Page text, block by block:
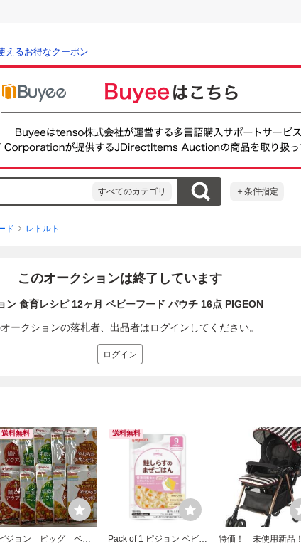
えるお得なクーポン
すべてのカテゴリ ＋条件指定
ド レトルト
このオークションは終了しています
ン 食育レシピ 12ヶ月 ベビーフード パウチ 16点 PIGEON
ークションの落札者、出品者はログインしてください。
ログイン
送料無料
ジョン ビッグ ベビ
送料無料
Pack of 1 ピジョン ベビー
特価！ 未使用新品